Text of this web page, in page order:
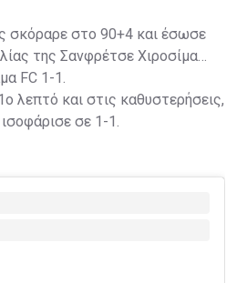
σκόραρε στο 90+4 και έσωσε
της Σανφρέτσε Χιροσίμα
FC 1-1.
λεπτό και στις καθυστερήσεις,
σε 1-1.